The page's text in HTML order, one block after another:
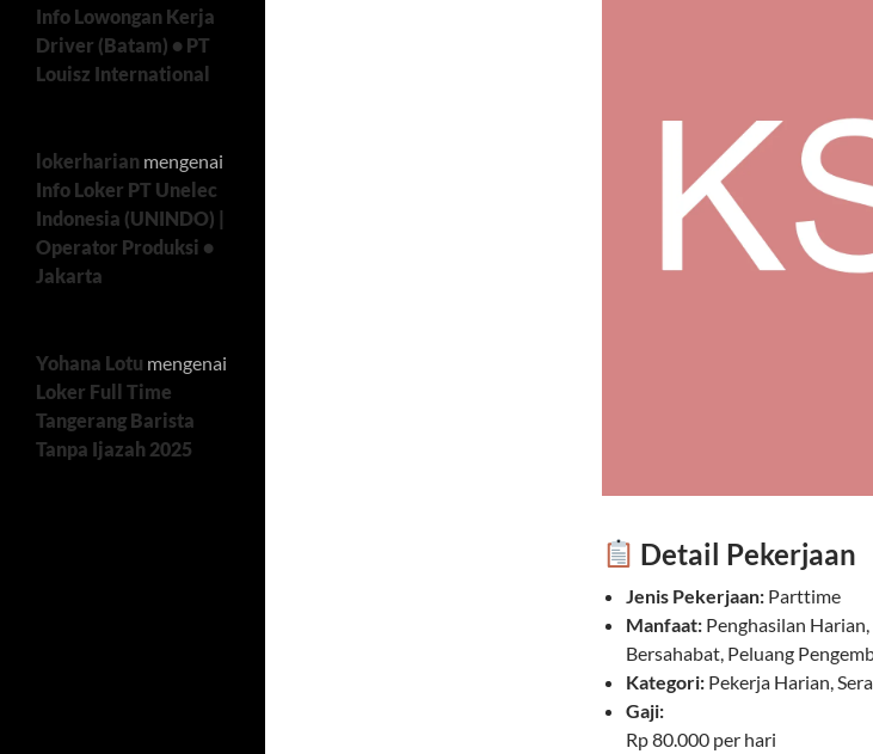
Detail Pekerjaan
Jenis Pekerjaan: Parttime
Manfaat: Penghasilan
Bersahabat, Peluang
Kategori: Pekerja Harian,
Gaji:
Rp 80.000 per hari
Info Lowongan Kerja
Driver (Batam) • PT
Louisz International
lokerharian mengenai
Info Loker PT Unelec
Indonesia (UNINDO) |
Operator Produksi •
Jakarta
Yohana Lotu mengenai
Loker Full Time
Tangerang Barista
Tanpa Ijazah 2025